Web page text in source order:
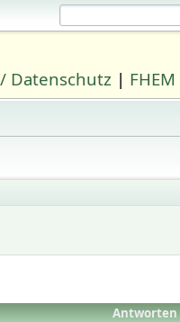
Datenschutz | FHEM
Antworten